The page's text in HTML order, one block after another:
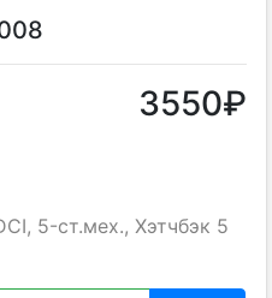
3550₽
5-ст.мех., Хэтчбэк 5